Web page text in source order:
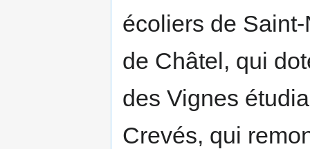
écoliers de
de Châtel, qui
des Vignes
Crevés, qui